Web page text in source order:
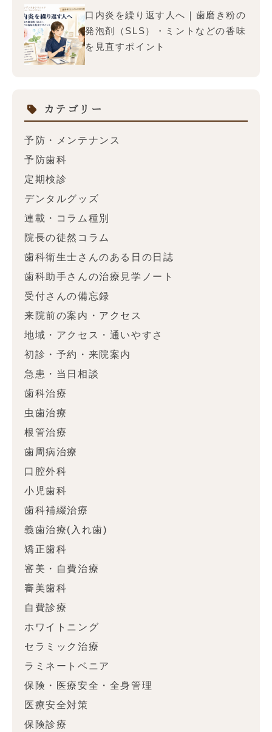
口内炎を繰り返す人へ｜歯磨き粉の
発泡剤（SLS）・ミントなどの香味
を見直すポイント
カテゴリー
予防・メンテナンス
予防歯科
定期検診
デンタルグッズ
連載・コラム種別
院長の徒然コラム
歯科衛生士さんのある日の日誌
歯科助手さんの治療見学ノート
受付さんの備忘録
来院前の案内・アクセス
地域・アクセス・通いやすさ
初診・予約・来院案内
急患・当日相談
歯科治療
虫歯治療
根管治療
歯周病治療
口腔外科
小児歯科
歯科補綴治療
義歯治療(入れ歯)
矯正歯科
審美・自費治療
審美歯科
自費診療
ホワイトニング
セラミック治療
ラミネートベニア
保険・医療安全・全身管理
医療安全対策
保険診療